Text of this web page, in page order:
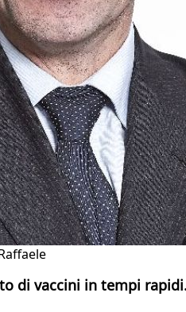
vaccini in tempi